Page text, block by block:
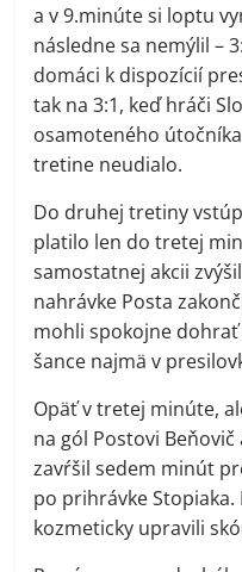
a v 9.minúte si loptu
následne sa nemýlil –
domáci k dispozícií
tak na 3:1, keď hráči
osamoteného
tretine neudialo.
Do druhej tretiny
platilo len do tretej
samostatnej akcii
nahrávke Posta
mohli spokojne
šance najmä v
Opäť v tretej minúte,
na gól Postovi
zavŕšil sedem minút
po prihrávke
kozmeticky upravili